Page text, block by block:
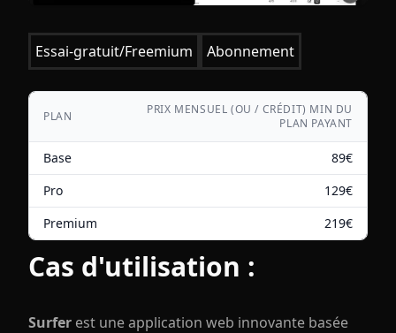
Essai-gratuit/Freemium Abonnement
PLAN
PRIX MENSUEL (OU / CRÉDIT) MIN DU
PLAN PAYANT
Base 89€
Pro
129€
Premium
219€
Cas d'utilisation :
Surfer est une application web innovante basée